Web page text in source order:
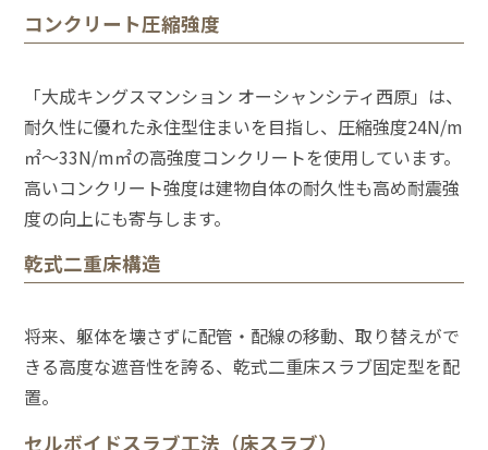
コンクリート圧縮強度
「大成キングスマンション オーシャンシティ西原」は、
耐久性に優れた永住型住まいを目指し、圧縮強度24N/m
㎡〜33N/m㎡の高強度コンクリートを使用しています。
高いコンクリート強度は建物自体の耐久性も高め耐震強
度の向上にも寄与します。
乾式二重床構造
将来、躯体を壊さずに配管・配線の移動、取り替えがで
きる高度な遮音性を誇る、乾式二重床スラブ固定型を配
置。
セルボイドスラブ工法（床スラブ）